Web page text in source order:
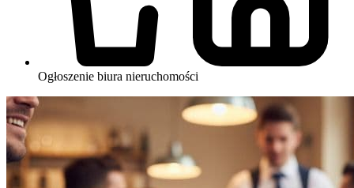
Ogłoszenie biura nieruchomości